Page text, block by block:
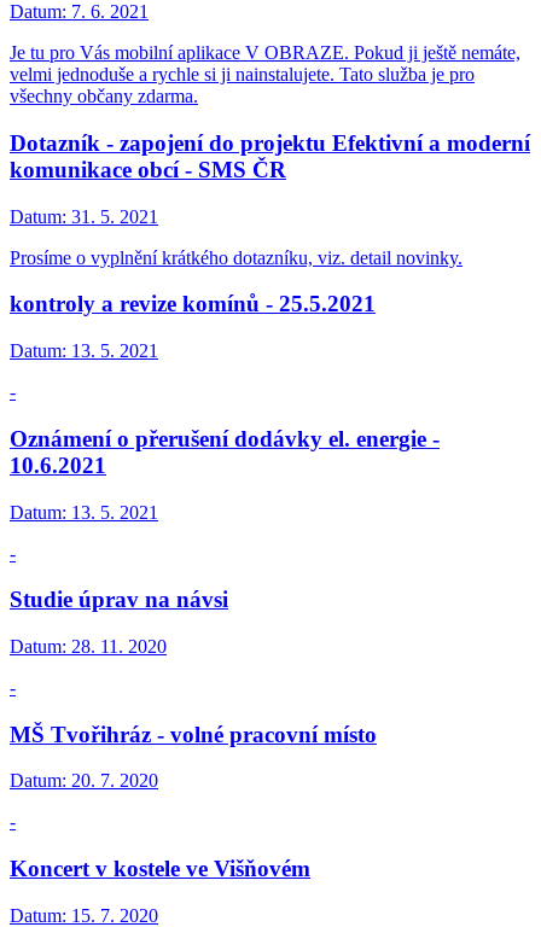
Datum: 7. 6. 2021
Je tu pro Vás mobilní aplikace V OBRAZE. Pokud ji ještě nemáte,
velmi jednoduše a rychle si ji nainstalujete. Tato služba je pro
všechny občany zdarma.
Dotazník - zapojení do projektu Efektivní a moderní
komunikace obcí - SMS ČR
Datum: 31. 5. 2021
Prosíme o vyplnění krátkého dotazníku, viz. detail novinky.
kontroly a revize komínů - 25.5.2021
Datum: 13. 5. 2021
-
Oznámení o přerušení dodávky el. energie -
10.6.2021
Datum: 13. 5. 2021
-
Studie úprav na návsi
Datum: 28. 11. 2020
-
MŠ Tvořihráz - volné pracovní místo
Datum: 20. 7. 2020
-
Koncert v kostele ve Višňovém
Datum: 15. 7. 2020